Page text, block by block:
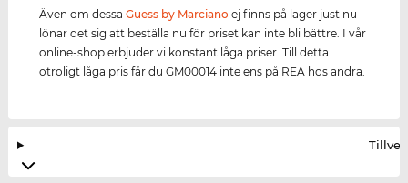
Även om dessaGuess by Marciano ej finns på lager just nu
lönar det sig att beställa nu för priset kan inte bli bättre. I vår
online-shop erbjuder vi konstant låga priser. Till detta
otroligt låga pris får du GM00014 inte ens på REA hos andra.